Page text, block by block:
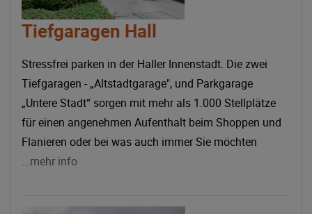
Tiefgaragen Hall
Stressfrei parken in der Haller Innenstadt. Die zwei
Tiefgaragen - „Altstadtgarage", und Parkgarage
„Untere Stadt“ sorgen mit mehr als 1.000 Stellplätze
für einen angenehmen Aufenthalt beim Shoppen und
Flanieren oder bei was auch immer Sie möchten
...mehr info